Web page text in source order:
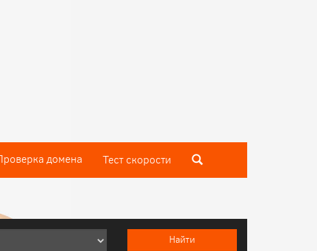
домена Тест скороcти